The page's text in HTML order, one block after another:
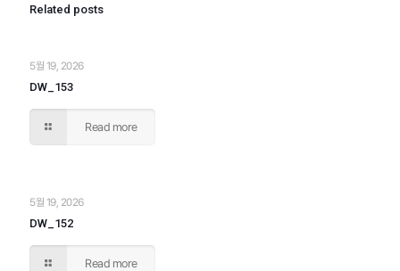
Related posts
5월 19, 2026
DW_153
Read more
5월 19, 2026
DW_152
Read more